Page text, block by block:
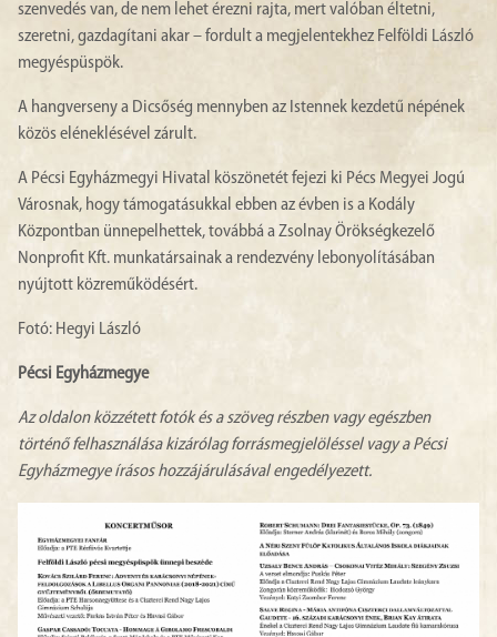
szenvedés van, de nem lehet érezni rajta, mert valóban éltetni,
szeretni, gazdagítani akar – fordult a megjelentekhez Felföldi László
megyéspüspök.
A hangverseny a Dicsőség mennyben az Istennek kezdetű népének
közös eléneklésével zárult.
A Pécsi Egyházmegyi Hivatal köszönetét fejezi ki Pécs Megyei Jogú
Városnak, hogy támogatásukkal ebben az évben is a Kodály
Központban ünnepelhettek, továbbá a Zsolnay Örökségkezelő
Nonprofit Kft. munkatársainak a rendezvény lebonyolításában
nyújtott közreműködésért.
Fotó: Hegyi László
Pécsi Egyházmegye
Az oldalon közzétett fotók és a szöveg részben vagy egészben
történő felhasználása kizárólag forrásmegjelöléssel vagy a Pécsi
Egyházmegye írásos hozzájárulásával engedélyezett.